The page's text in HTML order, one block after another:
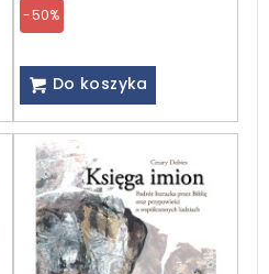
-50%
Do koszyka